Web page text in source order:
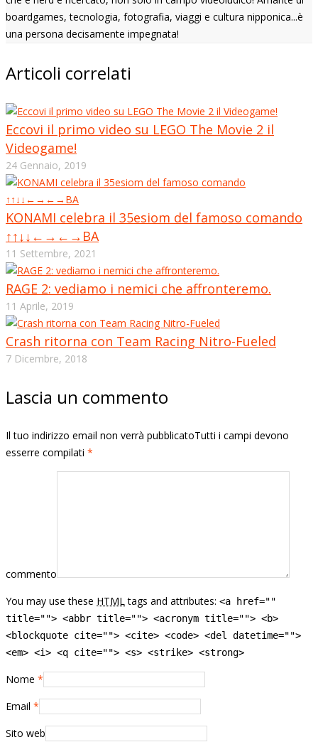
boardgames, tecnologia, fotografia, viaggi e cultura nipponica...è
una persona decisamente impegnata!
Articoli correlati
Eccovi il primo video su LEGO The Movie 2 il
Videogame!
24 Gennaio, 2019
KONAMI celebra il 35esiom del famoso comando
↑↑↓↓←→←→BA
11 Settembre, 2021
RAGE 2: vediamo i nemici che affronteremo.
11 Aprile, 2019
Crash ritorna con Team Racing Nitro-Fueled
7 Dicembre, 2018
Lascia un commento
Il tuo indirizzo email non verrà pubblicatoTutti i campi devono
esserre compilati *
commento
You may use these HTML tags and attributes: <a href=""
title=""> <abbr title=""> <acronym title=""> <b>
<blockquote cite=""> <cite> <code> <del datetime="">
<em> <i> <q cite=""> <s> <strike> <strong>
Nome *
Email *
Sito web